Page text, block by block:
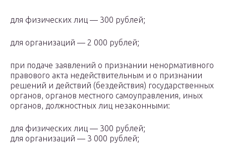
для физических лиц — 300 рублей;
для организаций — 2 000 рублей;
при подаче заявлений о признании ненормативного
правового акта недействительным и о признании
решений и действий (бездействия) государственных
органов, органов местного самоуправления, иных
органов, должностных лиц незаконными:
для физических лиц — 300 рублей;
для организаций — 3 000 рублей;